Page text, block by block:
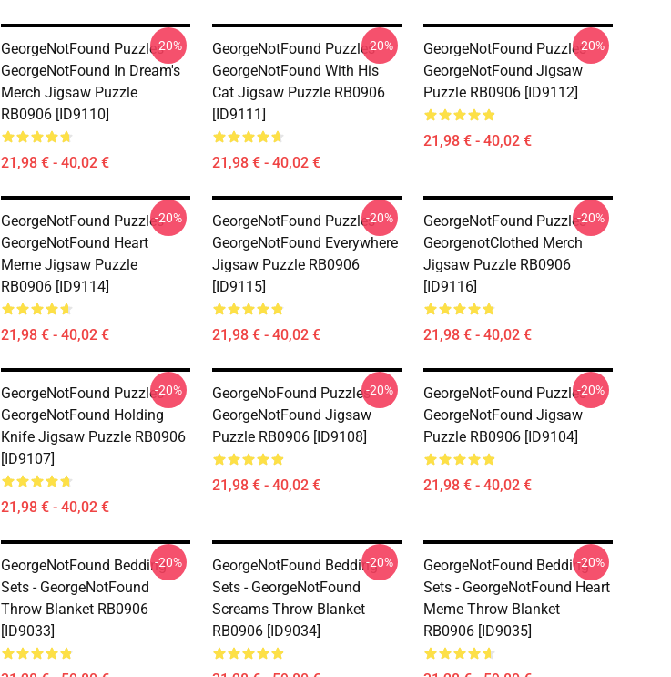
GeorgeNotFound Puzzles -
GeorgeNotFound In Dream's
Merch Jigsaw Puzzle
RB0906 [ID9110]
21,98 € - 40,02 €
-20%
GeorgeNotFound Puzzles -
GeorgeNotFound With His
Cat Jigsaw Puzzle RB0906
[ID9111]
21,98 € - 40,02 €
-20%
GeorgeNotFound Puzzles -
GeorgeNotFound Jigsaw
Puzzle RB0906 [ID9112]
21,98 € - 40,02 €
-20%
GeorgeNotFound Puzzles -
GeorgeNotFound Heart
Meme Jigsaw Puzzle
RB0906 [ID9114]
21,98 € - 40,02 €
-20%
GeorgeNotFound Puzzles -
GeorgeNotFound Everywhere
Jigsaw Puzzle RB0906
[ID9115]
21,98 € - 40,02 €
-20%
GeorgeNotFound Puzzles -
GeorgenotClothed Merch
Jigsaw Puzzle RB0906
[ID9116]
21,98 € - 40,02 €
-20%
GeorgeNotFound Puzzles -
GeorgeNotFound Holding
Knife Jigsaw Puzzle RB0906
[ID9107]
21,98 € - 40,02 €
-20%
GeorgeNoFound Puzzles -
GeorgeNotFound Jigsaw
Puzzle RB0906 [ID9108]
21,98 € - 40,02 €
-20%
GeorgeNotFound Puzzles -
GeorgeNotFound Jigsaw
Puzzle RB0906 [ID9104]
21,98 € - 40,02 €
-20%
GeorgeNotFound Bedding
Sets - GeorgeNotFound
Throw Blanket RB0906
[ID9033]
-20%
GeorgeNotFound Bedding
Sets - GeorgeNotFound
Screams Throw Blanket
RB0906 [ID9034]
-20%
GeorgeNotFound Bedding
Sets - GeorgeNotFound Heart
Meme Throw Blanket
RB0906 [ID9035]
-20%